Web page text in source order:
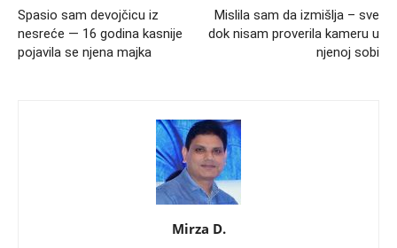
Spasio sam devojčicu iz
nesreće — 16 godina kasnije
pojavila se njena majka
Mislila sam da izmišlja – sve
dok nisam proverila kameru u
njenoj sobi
Mirza D.